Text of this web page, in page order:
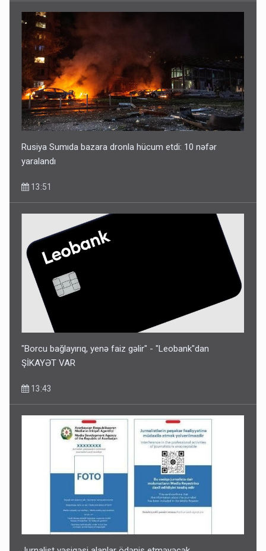
Rusiya Sumıda bazara dronla hücum etdi: 10 nəfər
yaralandı
13:51
"Borcu bağlayırıq, yenə faiz gəlir" - "Leobank"dan
ŞİKAYƏT VAR
13:43